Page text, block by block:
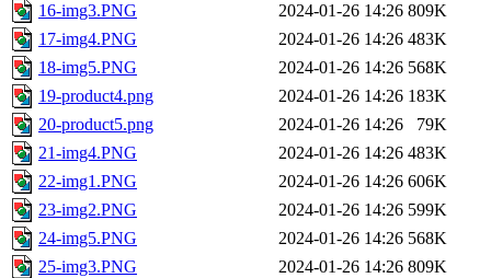
16-img3.PNG
2024-01-26 14:26 809K
17-img4.PNG
2024-01-26 14:26 483K
18-img5.PNG
2024-01-26 14:26 568K
19-product4.png
2024-01-26 14:26 183K
20-product5.png
2024-01-26 14:26
79K
21-img4.PNG
2024-01-26 14:26 483K
22-img1.PNG
2024-01-26 14:26 606K
23-img2.PNG
2024-01-26 14:26 599K
24-img5.PNG
2024-01-26 14:26 568K
25-img3.PNG
2024-01-26 14:26 809K